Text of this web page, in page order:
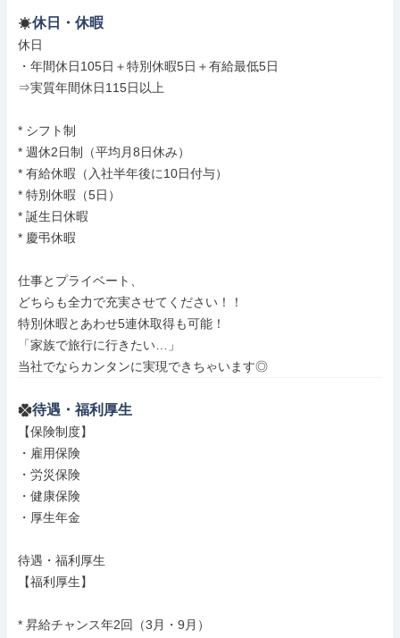
休日・休暇
休日
・年間休日105日＋特別休暇5日＋有給最低5日
⇒実質年間休日115日以上
* シフト制
* 週休2日制（平均月8日休み）
* 有給休暇（入社半年後に10日付与）
* 特別休暇（5日）
* 誕生日休暇
* 慶弔休暇
仕事とプライベート、
どちらも全力で充実させてください！！
特別休暇とあわせ5連休取得も可能！
「家族で旅行に行きたい…」
当社でならカンタンに実現できちゃいます◎
待遇・福利厚生
【保険制度】
・雇用保険
・労災保険
・健康保険
・厚生年金
待遇・福利厚生
【福利厚生】
* 昇給チャンス年2回（3月・9月）